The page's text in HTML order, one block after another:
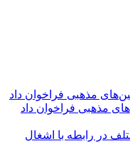
مذهبی فراخوان داد